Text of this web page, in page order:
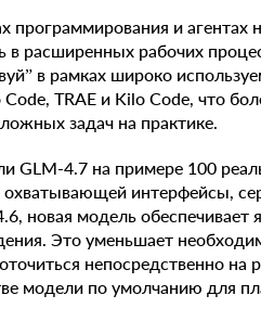
программирования и агентах
в расширенных рабочих
в рамках широко
TRAE и Kilo Code, что
задач на практике.
GLM-4.7 на примере 100
охватывающей интерфейсы,
новая модель
Это уменьшает
непосредственно на
модели по умолчанию для